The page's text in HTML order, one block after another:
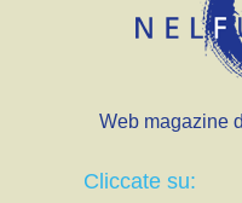
Web magazine
Cliccate su: